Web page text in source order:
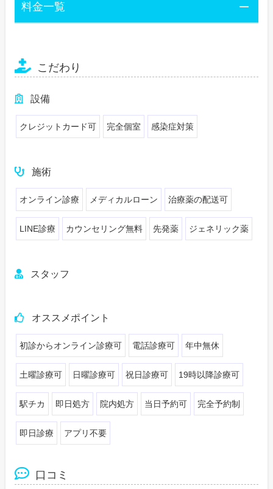
料金一覧
こだわり
設備
クレジットカード可 完全個室 感染症対策
施術
オンライン診療 メディカルローン 治療薬の配送可
LINE診療 カウンセリング無料 先発薬 ジェネリック薬
スタッフ
オススメポイント
初診からオンライン診療可 電話診療可 年中無休
土曜診療可 日曜診療可 祝日診療可 19時以降診療可
駅チカ 即日処方 院内処方 当日予約可 完全予約制
即日診療 アプリ不要
口コミ